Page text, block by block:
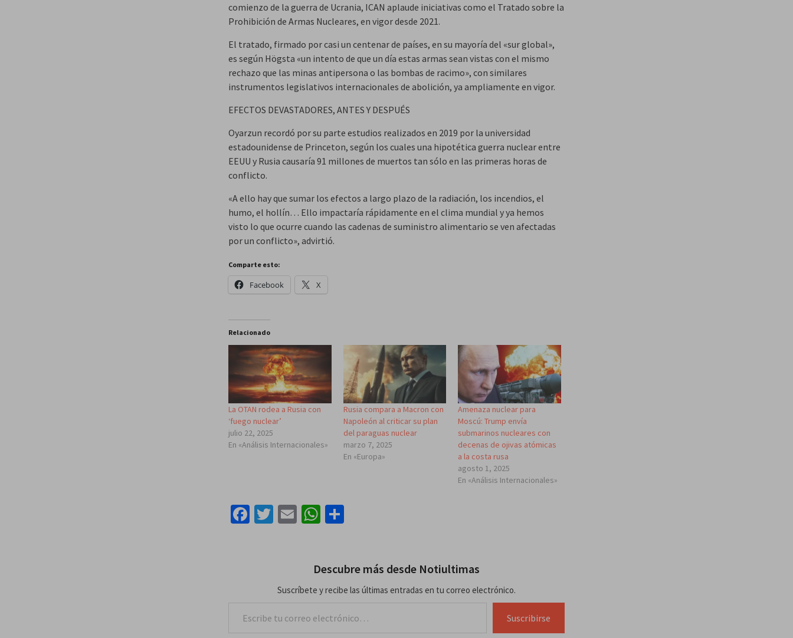
comienzo de la guerra de Ucrania, ICAN aplaude iniciativas como el Tratado sobre la
Prohibición de Armas Nucleares, en vigor desde 2021.
El tratado, firmado por casi un centenar de países, en su mayoría del «sur global»,
es según Högsta «un intento de que un día estas armas sean vistas con el mismo
rechazo que las minas antipersona o las bombas de racimo», con similares
instrumentos legislativos internacionales de abolición, ya ampliamente en vigor.
EFECTOS DEVASTADORES, ANTES Y DESPUÉS
Oyarzun recordó por su parte estudios realizados en 2019 por la universidad
estadounidense de Princeton, según los cuales una hipotética guerra nuclear entre
EEUU y Rusia causaría 91 millones de muertos tan sólo en las primeras horas de
conflicto.
«A ello hay que sumar los efectos a largo plazo de la radiación, los incendios, el
humo, el hollín… Ello impactaría rápidamente en el clima mundial y ya hemos
visto lo que ocurre cuando las cadenas de suministro alimentario se ven afectadas
por un conflicto», advirtió.
Comparte esto:
Facebook X
Relacionado
La OTAN rodea a Rusia con
‘fuego nuclear’
julio 22, 2025
En «Análisis Internacionales»
Rusia compara a Macron con
Napoleón al criticar su plan
del paraguas nuclear
marzo 7, 2025
En «Europa»
Amenaza nuclear para
Moscú: Trump envía
submarinos nucleares con
decenas de ojivas atómicas
a la costa rusa
agosto 1, 2025
En «Análisis Internacionales»
Facebook
Twitter
EmailWhatsApp
Descubre más desde Notiultimas
Suscríbete y recibe las últimas entradas en tu correo electrónico.
Suscribirse